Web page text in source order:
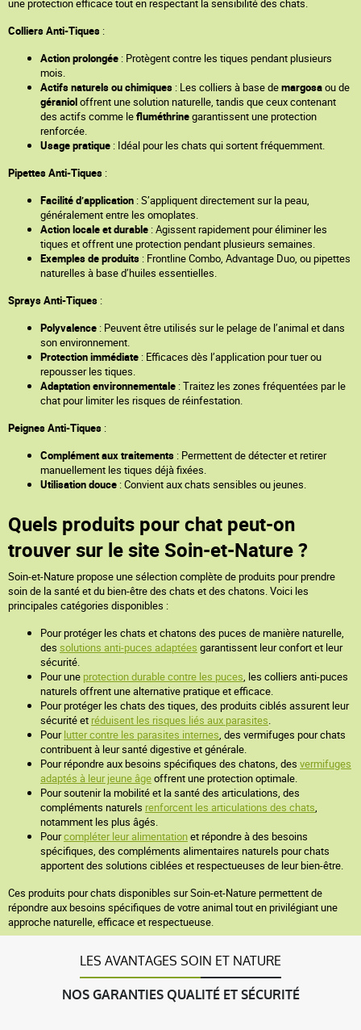
une protection efficace tout en respectant la sensibilité des chats.
Colliers Anti-Tiques :
Action prolongée : Protègent contre les tiques pendant plusieurs
mois.
Actifs naturels ou chimiques : Les colliers à base demargosaou de
géranioloffrent une solution naturelle, tandis que ceux contenant
des actifs comme lefluméthrinegarantissent une protection
renforcée.
Usage pratique : Idéal pour les chats qui sortent fréquemment.
Pipettes Anti-Tiques :
Facilité d’application : S’appliquent directement sur la peau,
généralement entre les omoplates.
Action locale et durable : Agissent rapidement pour éliminer les
tiques et offrent une protection pendant plusieurs semaines.
Exemples de produits : Frontline Combo, Advantage Duo, ou pipettes
naturelles à base d’huiles essentielles.
Sprays Anti-Tiques :
Polyvalence : Peuvent être utilisés sur le pelage de l’animal et dans
son environnement.
Protection immédiate : Efficaces dès l’application pour tuer ou
repousser les tiques.
Adaptation environnementale : Traitez les zones fréquentées par le
chat pour limiter les risques de réinfestation.
Peignes Anti-Tiques :
Complément aux traitements : Permettent de détecter et retirer
manuellement les tiques déjà fixées.
Utilisation douce : Convient aux chats sensibles ou jeunes.
Quels produits pour chat peut-on
trouver sur le site Soin-et-Nature ?
Soin-et-Nature propose une sélection complète de produits pour prendre
soin de la santé et du bien-être des chats et des chatons. Voici les
principales catégories disponibles :
Pour protéger les chats et chatons des puces de manière naturelle,
des solutions anti-puces adaptées garantissent leur confort et leur
sécurité.
Pour une protection durable contre les puces, les colliers anti-puces
naturels offrent une alternative pratique et efficace.
Pour protéger les chats des tiques, des produits ciblés assurent leur
sécurité et réduisent les risques liés aux parasites.
Pourlutter contre les parasites internes, des vermifuges pour chats
contribuent à leur santé digestive et générale.
Pour répondre aux besoins spécifiques des chatons, des vermifuges
adaptés à leur jeune âgeoffrent une protection optimale.
Pour soutenir la mobilité et la santé des articulations, des
compléments naturels renforcent les articulations des chats,
notamment les plus âgés.
Pourcompléter leur alimentationet répondre à des besoins
spécifiques, des compléments alimentaires naturels pour chats
apportent des solutions ciblées et respectueuses de leur bien-être.
Ces produits pour chats disponibles sur Soin-et-Nature permettent de
répondre aux besoins spécifiques de votre animal tout en privilégiant une
approche naturelle, efficace et respectueuse.
LES AVANTAGES SOIN ET NATURE
NOS GARANTIES QUALITÉ ET SÉCURITÉ